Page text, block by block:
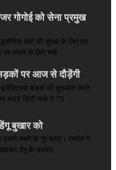
गोगोई को सेना प्रमुख
बलों की सुरक्षा के लिए एक
बांधने के लिए चर्चा ...
पर आज से दौड़ेंगी
इलेक्ट्रिक बाइक की शुरुआत करने
स्मार्ट सिटी पार्क में 75 ...
बुखार को
इससे बचने के गुर बताए। रामदेव ने
डेंगू के उपचार...